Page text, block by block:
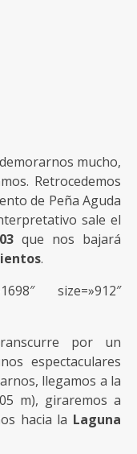
mucho,
Retrocedemos
de Peña Aguda
sale el
que nos bajará
.
size=»912″
por un
espectaculares
llegamos a la
m), giraremos a
hacia la Laguna